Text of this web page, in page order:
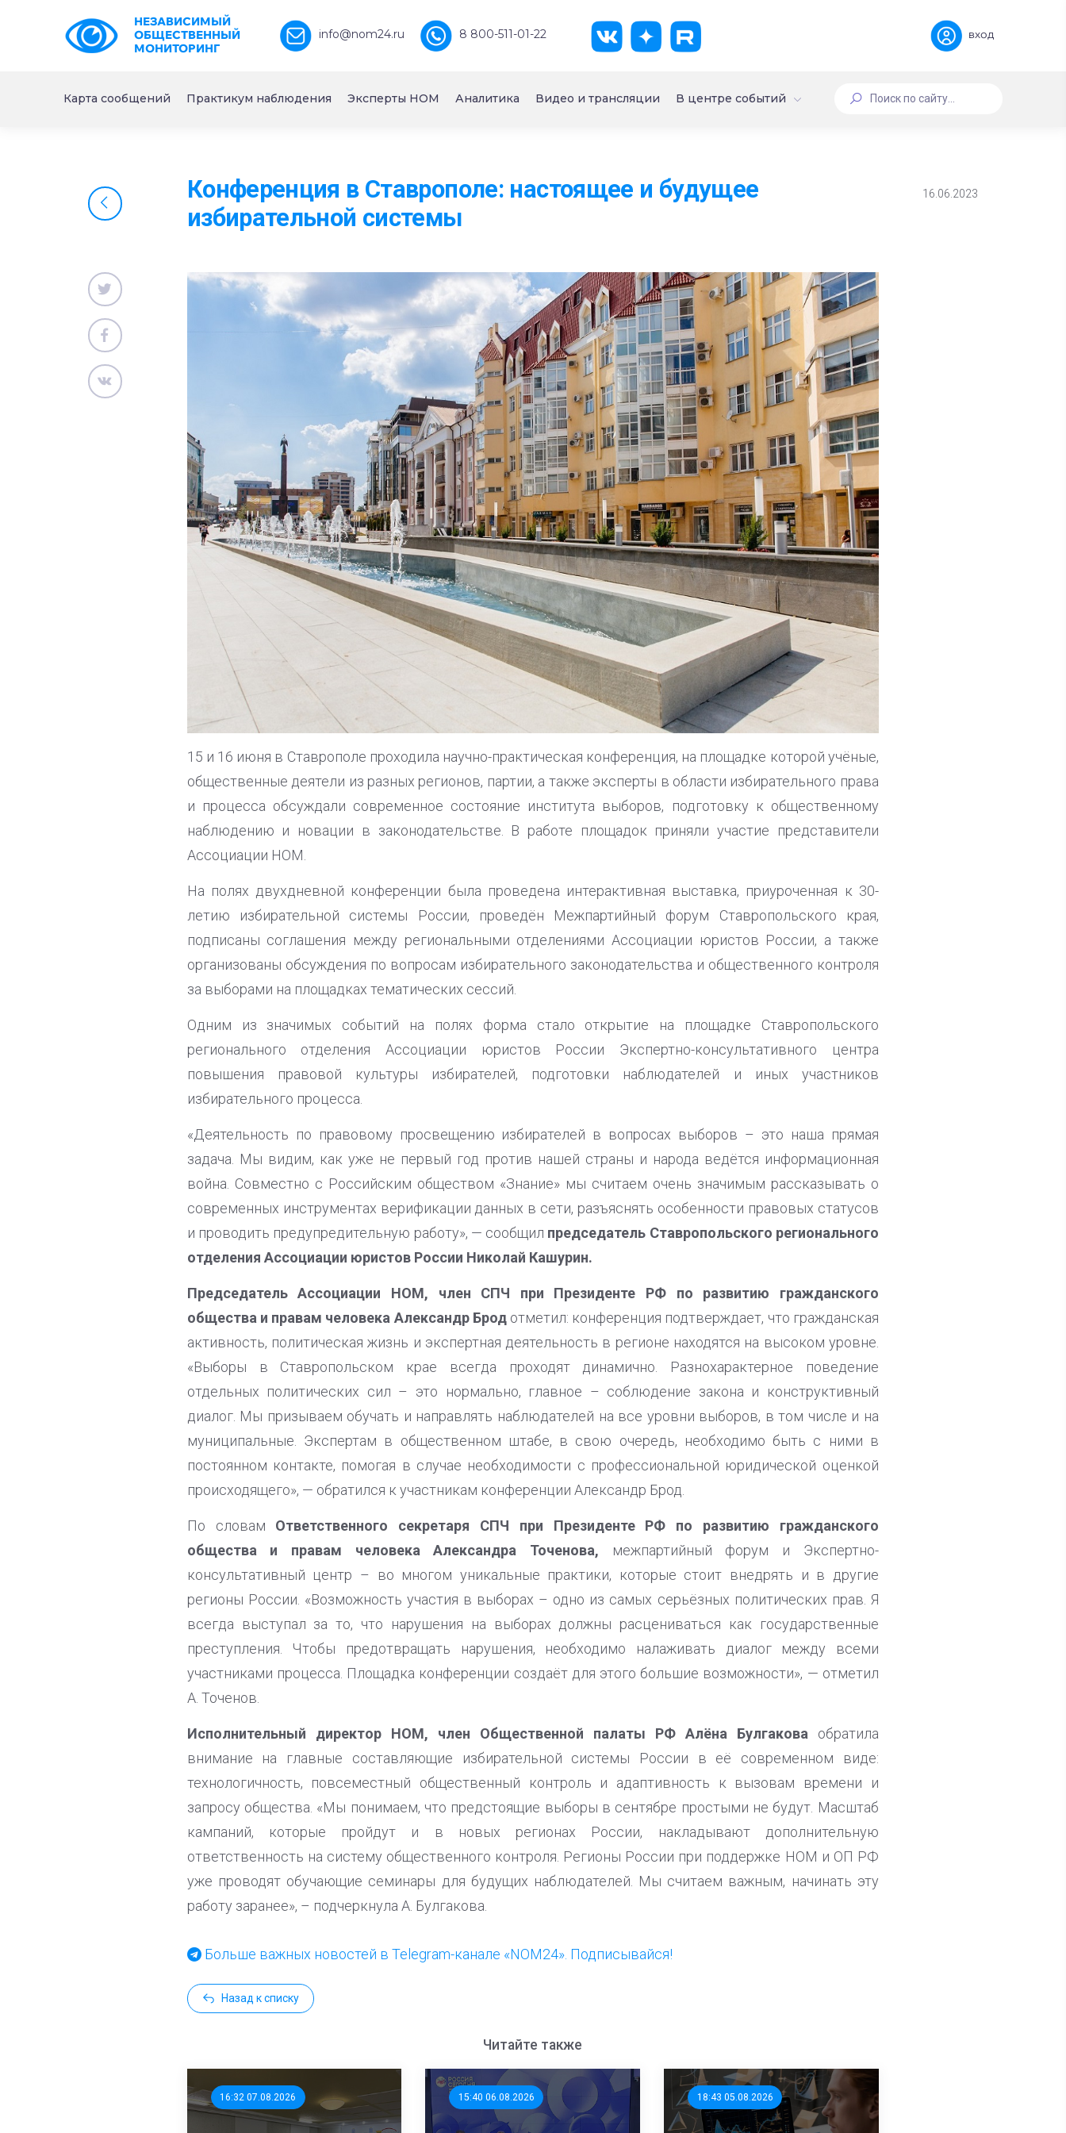
НЕЗАВИСИМЫЙ
ОБЩЕСТВЕННЫЙ
МОНИТОРИНГ
info@nom24.ru 8 800-511-01-22 вход
Карта сообщений Практикум наблюдения Эксперты НОМ Аналитика Видео и трансляции В центре событий
Конференция в Ставрополе: настоящее и будущее
избирательной системы
16.06.2023
15 и 16 июня в Ставрополе проходила научно-практическая конференция, на площадке которой учёные,
общественные деятели из разных регионов, партии, а также эксперты в области избирательного права
и процесса обсуждали современное состояние института выборов, подготовку к общественному
наблюдению и новации в законодательстве. В работе площадок приняли участие представители
Ассоциации НОМ.
На полях двухдневной конференции была проведена интерактивная выставка, приуроченная к 30-
летию избирательной системы России, проведён Межпартийный форум Ставропольского края,
подписаны соглашения между региональными отделениями Ассоциации юристов России, а также
организованы обсуждения по вопросам избирательного законодательства и общественного контроля
за выборами на площадках тематических сессий.
Одним из значимых событий на полях форма стало открытие на площадке Ставропольского
регионального отделения Ассоциации юристов России Экспертно-консультативного центра
повышения правовой культуры избирателей, подготовки наблюдателей и иных участников
избирательного процесса.
«Деятельность по правовому просвещению избирателей в вопросах выборов – это наша прямая
задача. Мы видим, как уже не первый год против нашей страны и народа ведётся информационная
война. Совместно с Российским обществом «Знание» мы считаем очень значимым рассказывать о
современных инструментах верификации данных в сети, разъяснять особенности правовых статусов
и проводить предупредительную работу», — сообщил председатель Ставропольского регионального
отделения Ассоциации юристов России Николай Кашурин.
Председатель Ассоциации НОМ, член СПЧ при Президенте РФ по развитию гражданского
общества и правам человека Александр Бродотметил: конференция подтверждает, что гражданская
активность, политическая жизнь и экспертная деятельность в регионе находятся на высоком уровне.
«Выборы в Ставропольском крае всегда проходят динамично. Разнохарактерное поведение
отдельных политических сил – это нормально, главное – соблюдение закона и конструктивный
диалог. Мы призываем обучать и направлять наблюдателей на все уровни выборов, в том числе и на
муниципальные. Экспертам в общественном штабе, в свою очередь, необходимо быть с ними в
постоянном контакте, помогая в случае необходимости с профессиональной юридической оценкой
происходящего», — обратился к участникам конференции Александр Брод.
По словам Ответственного секретаря СПЧ при Президенте РФ по развитию гражданского
общества и правам человека Александра Точенова, межпартийный форум и Экспертно-
консультативный центр – во многом уникальные практики, которые стоит внедрять и в другие
регионы России. «Возможность участия в выборах – одно из самых серьёзных политических прав. Я
всегда выступал за то, что нарушения на выборах должны расцениваться как государственные
преступления. Чтобы предотвращать нарушения, необходимо налаживать диалог между всеми
участниками процесса. Площадка конференции создаёт для этого большие возможности», — отметил
А. Точенов.
Исполнительный директор НОМ, член Общественной палаты РФ Алёна Булгакова обратила
внимание на главные составляющие избирательной системы России в её современном виде:
технологичность, повсеместный общественный контроль и адаптивность к вызовам времени и
запросу общества. «Мы понимаем, что предстоящие выборы в сентябре простыми не будут. Масштаб
кампаний, которые пройдут и в новых регионах России, накладывают дополнительную
ответственность на систему общественного контроля. Регионы России при поддержке НОМ и ОП РФ
уже проводят обучающие семинары для будущих наблюдателей. Мы считаем важным, начинать эту
работу заранее», – подчеркнула А. Булгакова.
Больше важных новостей в Telegram-канале «NOM24». Подписывайся!
Назад к списку
Читайте также
16:32 07.08.2026 15:40 06.08.2026 18:43 05.08.2026